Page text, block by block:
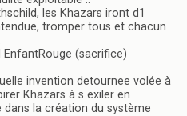
les Khazars iront d1
tromper tous et chacun
EnfantRouge (sacrifice)
invention detournee volée à
Khazars à s exiler en
la création du système